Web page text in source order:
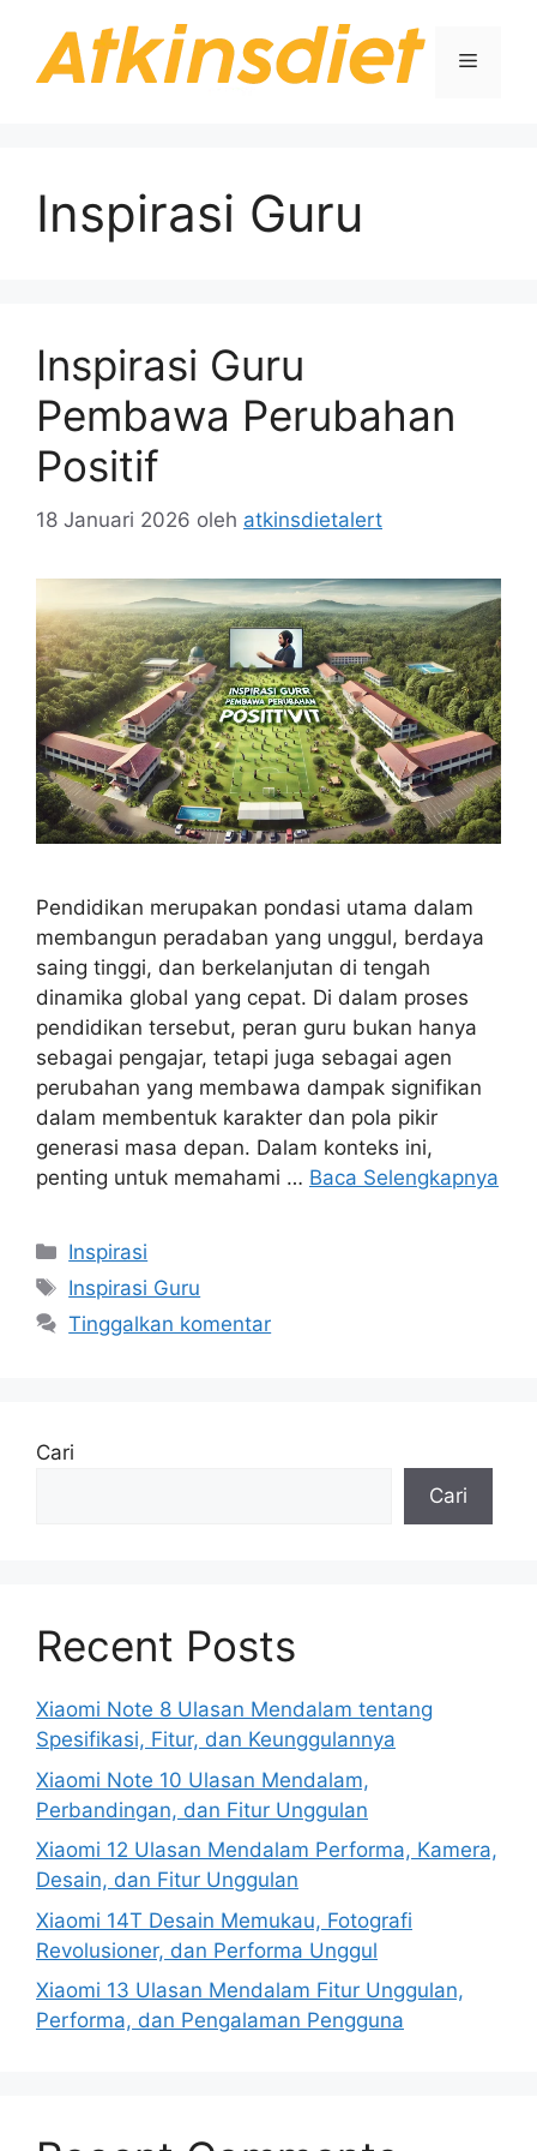
Menu
Inspirasi Guru
Inspirasi Guru
Pembawa Perubahan
Positif
18 Januari 2026 oleh atkinsdietalert
Pendidikan merupakan pondasi utama dalam
membangun peradaban yang unggul, berdaya
saing tinggi, dan berkelanjutan di tengah
dinamika global yang cepat. Di dalam proses
pendidikan tersebut, peran guru bukan hanya
sebagai pengajar, tetapi juga sebagai agen
perubahan yang membawa dampak signifikan
dalam membentuk karakter dan pola pikir
generasi masa depan. Dalam konteks ini,
penting untuk memahami … Baca Selengkapnya
Kategori
Inspirasi
Tag
Inspirasi Guru
Tinggalkan komentar
Cari
Cari
Recent Posts
Xiaomi Note 8 Ulasan Mendalam tentang
Spesifikasi, Fitur, dan Keunggulannya
Xiaomi Note 10 Ulasan Mendalam,
Perbandingan, dan Fitur Unggulan
Xiaomi 12 Ulasan Mendalam Performa, Kamera,
Desain, dan Fitur Unggulan
Xiaomi 14T Desain Memukau, Fotografi
Revolusioner, dan Performa Unggul
Xiaomi 13 Ulasan Mendalam Fitur Unggulan,
Performa, dan Pengalaman Pengguna